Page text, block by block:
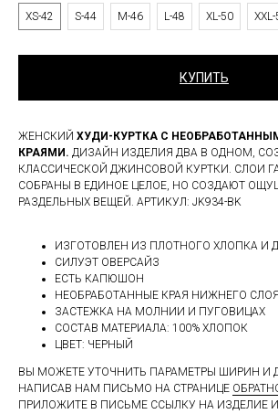
XS-42
S-44 M-46 L-48 XL-50
КУПИТЬ
ЖЕНСКИЙ ХУДИ-КУРТКА С
КРАЯМИ. ДИЗАЙН ИЗДЕЛИЯ ДВА В ОДНОМ,
КЛАССИЧЕСКОЙ ДЖИНСОВОЙ КУРТКИ. СЛОИ
СОБРАНЫ В ЕДИНОЕ ЦЕЛОЕ, НО СОЗДАЮТ
РАЗДЕЛЬНЫХ ВЕЩЕЙ. АРТИКУЛ: JK934-BK
ИЗГОТОВЛЕН ИЗ ПЛОТНОГО ХЛОПКА И
СИЛУЭТ ОВЕРСАЙЗ
ЕСТЬ КАПЮШОН
НЕОБРАБОТАННЫЕ КРАЯ НИЖНЕГО СЛОЯ
ЗАСТЕЖКА НА МОЛНИИ И ПУГОВИЦАХ
СОСТАВ МАТЕРИАЛА: 100% ХЛОПОК
ЦВЕТ: ЧЕРНЫЙ
ВЫ МОЖЕТЕ УТОЧНИТЬ ПАРАМЕТРЫ ШИРИН И
НАПИСАВ НАМ ПИСЬМО НА СТРАНИЦЕ
ПРИЛОЖИТЕ В ПИСЬМЕ ССЫЛКУ НА ИЗДЕЛИЕ